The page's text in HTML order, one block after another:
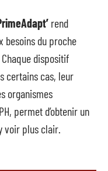
rend
besoins du proche
dispositif
certains cas, leur
organismes
permet d’obtenir un
voir plus clair.